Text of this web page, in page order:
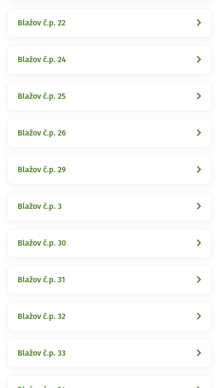
Blažov č.p. 22
Blažov č.p. 24
Blažov č.p. 25
Blažov č.p. 26
Blažov č.p. 29
Blažov č.p. 3
Blažov č.p. 30
Blažov č.p. 31
Blažov č.p. 32
Blažov č.p. 33